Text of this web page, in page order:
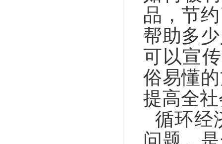
品，节
帮助多
可以宣
俗易懂
提高全
循环经